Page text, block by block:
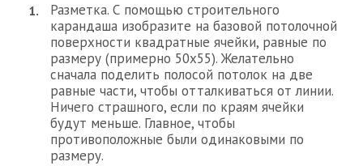
Разметка. С помощью строительного
карандаша изобразите на базовой потолочной
поверхности квадратные ячейки, равные по
размеру (примерно 50х55). Желательно
сначала поделить полосой потолок на две
равные части, чтобы отталкиваться от линии.
Ничего страшного, если по краям ячейки
будут меньше. Главное, чтобы
противоположные были одинаковыми по
размеру.